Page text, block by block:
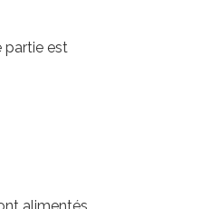
partie est